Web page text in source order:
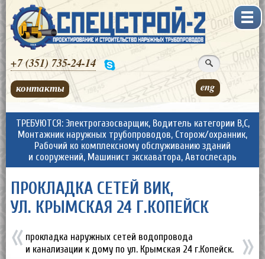
+7 (351) 735-24-14
контакты eng
ТРЕБУЮТСЯ: Электрогазосварщик, Водитель категории В,С,
Монтажник наружных трубопроводов, Сторож/охранник,
Рабочий ко комплексному обслуживанию зданий
и сооружений, Машинист экскаватора, Автослесарь
ПРОКЛАДКА СЕТЕЙ ВИК,
УЛ. КРЫМСКАЯ 24 Г.КОПЕЙСК
прокладка наружных сетей водопровода
и канализации к дому по ул. Крымская 24 г.Копейск.